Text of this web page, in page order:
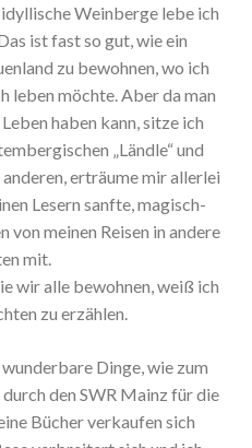
Weinberge lebe ich
ist fast so gut, wie ein
zu bewohnen, wo ich
leben möchte. Aber da man
haben kann, sitze ich
„Ländle“ und
erträume mir allerlei
Lesern sanfte, magisch-
von meinen Reisen in andere
mit.
wir alle bewohnen, weiß ich
zu erzählen.
Dinge, wie zum
den SWR Mainz für die
Bücher verkaufen sich